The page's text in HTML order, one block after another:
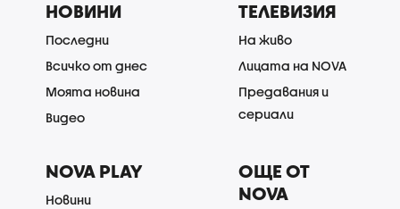
НОВИНИ
Последни
Всичко от днес
Моята новина
Видео
ТЕЛЕВИЗИЯ
На живо
Лицата на NOVA
Предавания и
сериали
NOVA PLAY
Новини
ОЩЕ ОТ
NOVA